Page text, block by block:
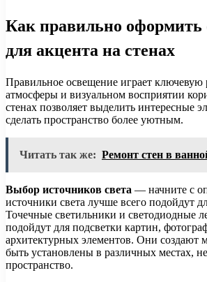
Как правильно оформить
для акцента на стенах
Правильное освещение играет ключевую
атмосферы и визуальном восприятии
стенах позволяет выделить интересные
сделать пространство более уютным.
Читать так же: Ремонт стен в
Выбор источников света — начните с
источники света лучше всего подойдут
Точечные светильники и светодиодные
подойдут для подсветки картин,
архитектурных элементов. Они создают
быть установлены в различных местах,
пространство.